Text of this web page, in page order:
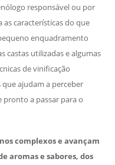
responsável ou por
características do que
enquadramento
castas utilizadas e algumas
de vinificação
ajudam a perceber
pronto a passar para o
complexos e avançam
aromas e sabores, dos